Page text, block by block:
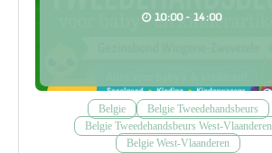
10:00 - 14:00
Belgie
Belgie Tweedehandsbeurs
Belgie Tweedehandsbeurs West-Vlaanderen
Belgie West-Vlaanderen